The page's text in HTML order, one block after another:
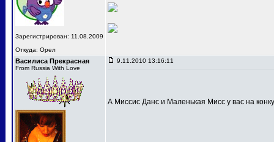
Зарегистрирован: 11.08.2009
Откуда: Орел
Василиса Прекрасная
From Russia With Love
9.11.2010 13:16:11
А Миссис Данс и Маленькая Мисс у вас на